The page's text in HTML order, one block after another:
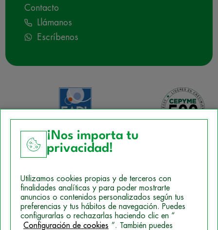
Contacto
Llámanos
Escríbenos
Política de Cookies
Mapa del sitio
Politica de Privacidad
¡Nos importa tu
privacidad!
Utilizamos cookies propias y de terceros con
finalidades analíticas y para poder mostrarte
anuncios o contenidos personalizados según tus
preferencias y tus hábitos de navegación. Puedes
configurarlas o rechazarlas haciendo clic en “
Configuración de cookies ”. También puedes